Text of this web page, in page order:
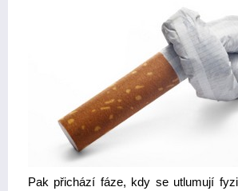
Pak přichází fáze, kdy se utlumují